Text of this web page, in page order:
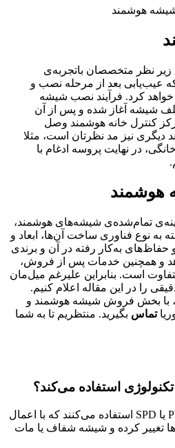
زیر نظر متخصصان باتجربه‌‌ی
عیب‌یابی بعد از مرحله نصب و
کرد. فرآیند نصب شیشه
شیشه آغاز شده و پس از آن
کنترل خانه هوشمند وصل
دیگری نیز مد نظرتان است، مثلا
در نهایت پروسه ادغام با
هوشمند
تمام‌شده‌ی شیشه‌های هوشمند،
به نوع فناوری ساخت آن‌ها، ابعاد و
به‌کار رفته در آن و برندی
و همچنین خدمات پس از فروش،
است. بنابراین علیرغم میل‌مان
را در این مقاله اعلام کنیم.
با بخش فروش شیشه هوشمند و
تماس بگیرید. منتظریم تا به شما
بیشتر مدل‌ها از فناوری PDLC یا SPD استفاده می‌کنند که با اعمال
تغییر کرده و شیشه شفاف یا مات